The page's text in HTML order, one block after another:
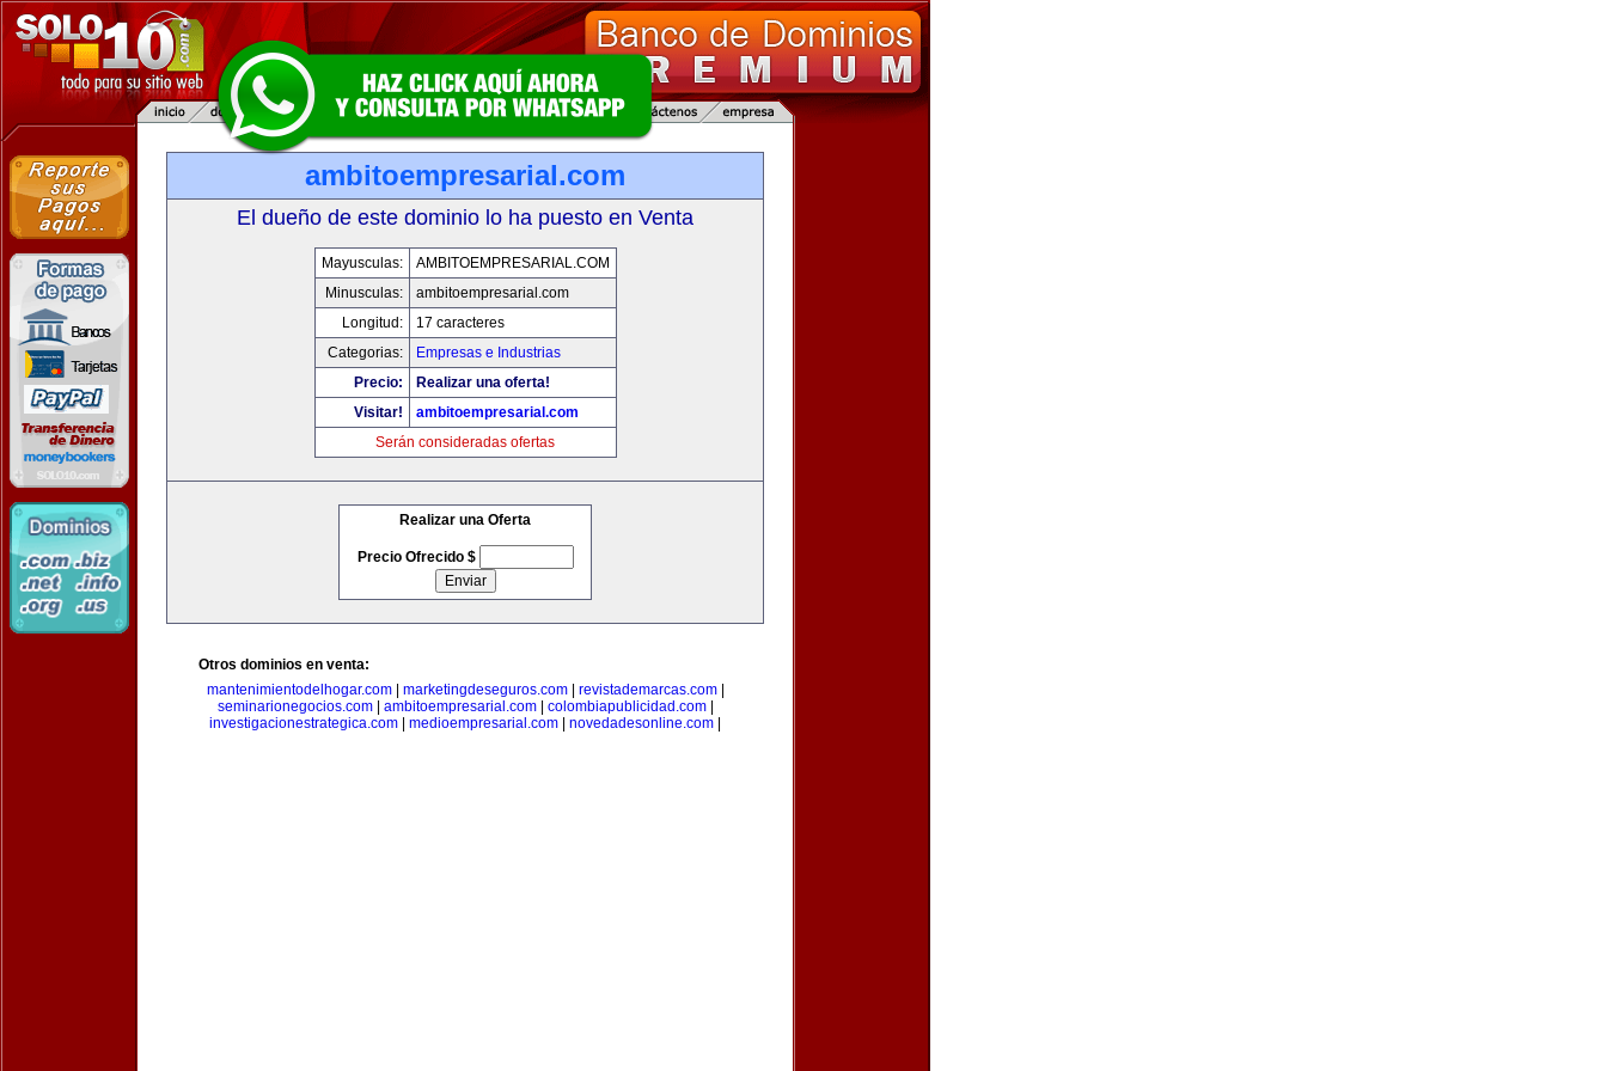
ambitoempresarial.com
El dueño de este dominio lo ha puesto en Venta
Mayusculas:
AMBITOEMPRESARIAL.COM
Minusculas:
ambitoempresarial.com
Longitud:
17 caracteres
Categorias:
Empresas e Industrias
Precio:
Realizar una oferta!
Visitar!
ambitoempresarial.com
Serán consideradas ofertas
Realizar una Oferta
Precio Ofrecido $
Otros dominios en venta:
mantenimientodelhogar.com| marketingdeseguros.com| revistademarcas.com|
seminarionegocios.com| ambitoempresarial.com| colombiapublicidad.com|
investigacionestrategica.com
medioempresarial.com novedadesonline.com